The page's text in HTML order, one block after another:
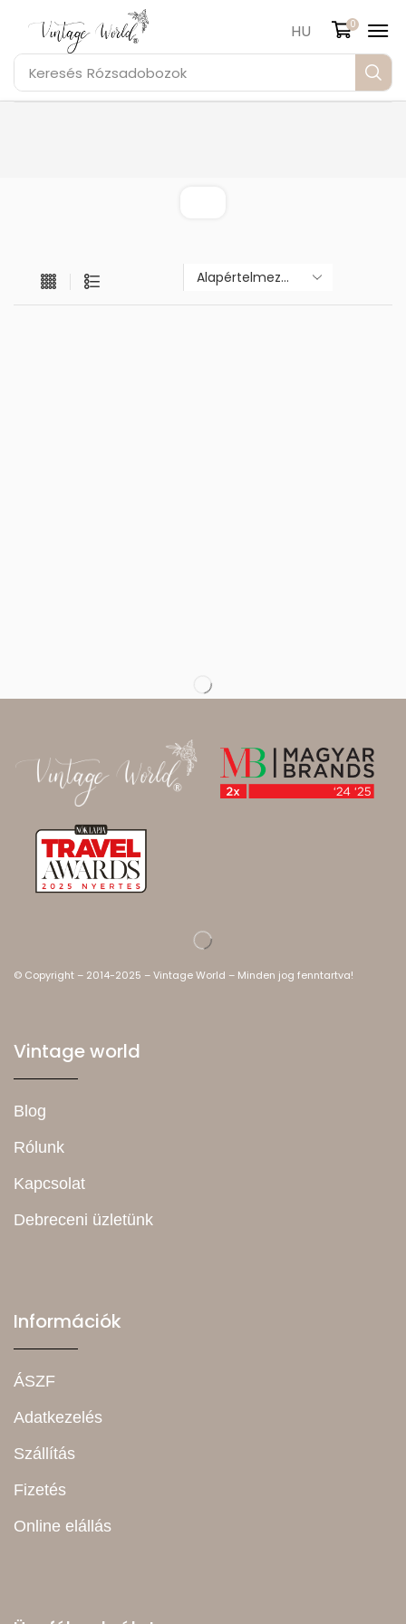
Keresés Rózsadobozok
HU 0
© Copyright – 2014-2025 – Vintage World – Minden jog fenntartva!
Vintage world
Blog
Rólunk
Kapcsolat
Debreceni üzletünk
Információk
ÁSZF
Adatkezelés
Szállítás
Fizetés
Online elállás